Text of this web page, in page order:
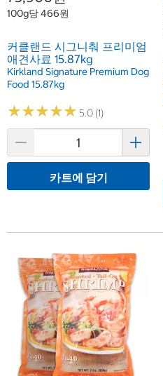
100g당 466원
커클랜드 시그니춰 프리미엄
애견사료 15.87kg
Kirkland Signature Premium Dog
Food 15.87kg
★★★★★
★★★★★ 5.0 (1)
카트에 담기